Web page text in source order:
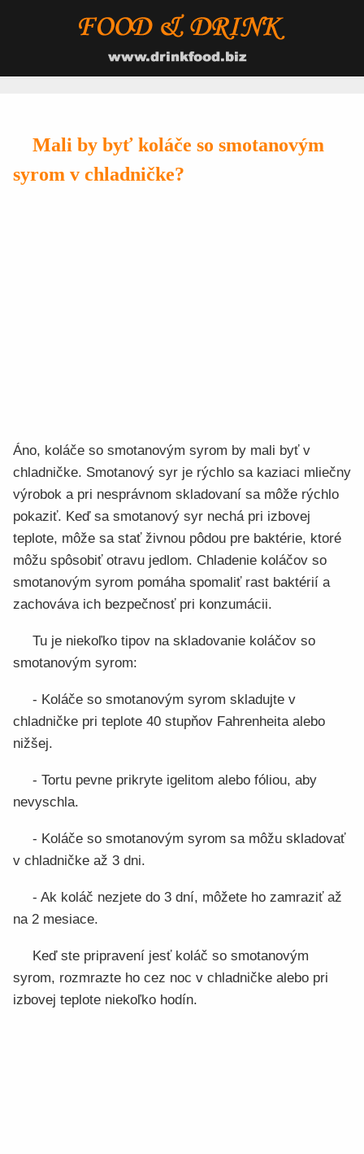
Mali by byť koláče so smotanovým
syrom v chladničke?
Áno, koláče so smotanovým syrom by mali byť v
chladničke. Smotanový syr je rýchlo sa kaziaci mliečny
výrobok a pri nesprávnom skladovaní sa môže rýchlo
pokaziť. Keď sa smotanový syr nechá pri izbovej
teplote, môže sa stať živnou pôdou pre baktérie, ktoré
môžu spôsobiť otravu jedlom. Chladenie koláčov so
smotanovým syrom pomáha spomaliť rast baktérií a
zachováva ich bezpečnosť pri konzumácii.
Tu je niekoľko tipov na skladovanie koláčov so
smotanovým syrom:
- Koláče so smotanovým syrom skladujte v
chladničke pri teplote 40 stupňov Fahrenheita alebo
nižšej.
- Tortu pevne prikryte igelitom alebo fóliou, aby
nevyschla.
- Koláče so smotanovým syrom sa môžu skladovať
v chladničke až 3 dni.
- Ak koláč nezjete do 3 dní, môžete ho zamraziť až
na 2 mesiace.
Keď ste pripravení jesť koláč so smotanovým
syrom, rozmrazte ho cez noc v chladničke alebo pri
izbovej teplote niekoľko hodín.